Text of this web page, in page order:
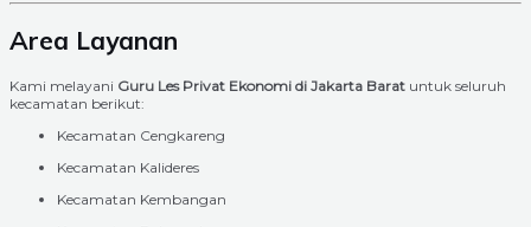
Area Layanan
Kami melayani Guru Les Privat Ekonomi di Jakarta Barat untuk seluruh
kecamatan berikut:
Kecamatan Cengkareng
Kecamatan Kalideres
Kecamatan Kembangan